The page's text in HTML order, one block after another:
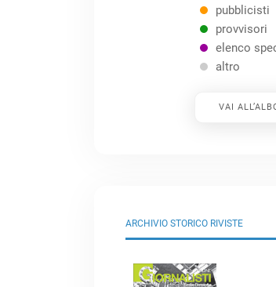
pubblicisti
provvisori
elenco
altro
VAI
ARCHIVIO STORICO RIVISTE